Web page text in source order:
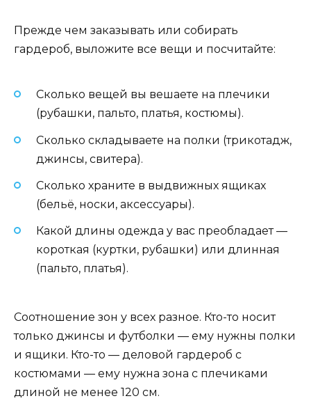
Прежде чем заказывать или собирать
гардероб, выложите все вещи и посчитайте:
Сколько вещей вы вешаете на плечики
(рубашки, пальто, платья, костюмы).
Сколько складываете на полки (трикотадж,
джинсы, свитера).
Сколько храните в выдвижных ящиках
(бельё, носки, аксессуары).
Какой длины одежда у вас преобладает —
короткая (куртки, рубашки) или длинная
(пальто, платья).
Соотношение зон у всех разное. Кто-то носит
только джинсы и футболки — ему нужны полки
и ящики. Кто-то — деловой гардероб с
костюмами — ему нужна зона с плечиками
длиной не менее 120 см.